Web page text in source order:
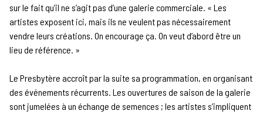
sur le fait qu’il ne s’agit pas d’une galerie commerciale. « Les
artistes exposent ici, mais ils ne veulent pas nécessairement
vendre leurs créations. On encourage ça. On veut d’abord être un
lieu de référence. »
Le Presbytère accroît par la suite sa programmation, en organisant
des événements récurrents. Les ouvertures de saison de la galerie
sont jumelées à un échange de semences ; les artistes s’impliquent